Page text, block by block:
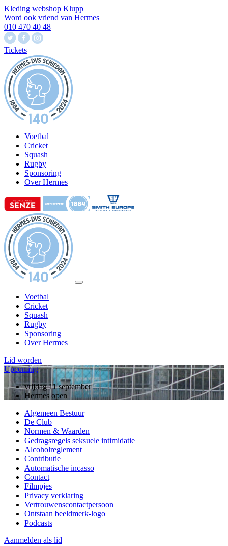
Kleding webshop Klupp
Word ook vriend van Hermes
010 470 40 48
Tickets
Voetbal
Cricket
Squash
Rugby
Sponsoring
Over Hermes
Voetbal
Cricket
Squash
Rugby
Sponsoring
Over Hermes
Lid worden
Upcoming
zondag 13 september
10 jarig jubileum, rugby
vrijdag 11 september
Hermes open
Algemeen Bestuur
De Club
Normen & Waarden
Gedragsregels seksuele intimidatie
Alcoholreglement
Contributie
Automatische incasso
Contact
Filmpjes
Privacy verklaring
Vertrouwenscontactpersoon
Ontstaan beeldmerk-logo
Podcasts
Aanmelden als lid